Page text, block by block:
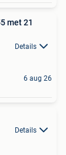
met 21
Details
6 aug 26
Details